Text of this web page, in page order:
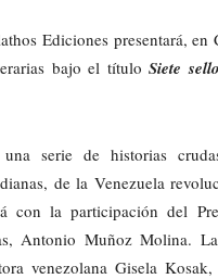
Ediciones presentará, en
bajo el títuloSiete
serie de historias
de la Venezuela
con la participación del
Antonio Muñoz Molina.
venezolana Gisela